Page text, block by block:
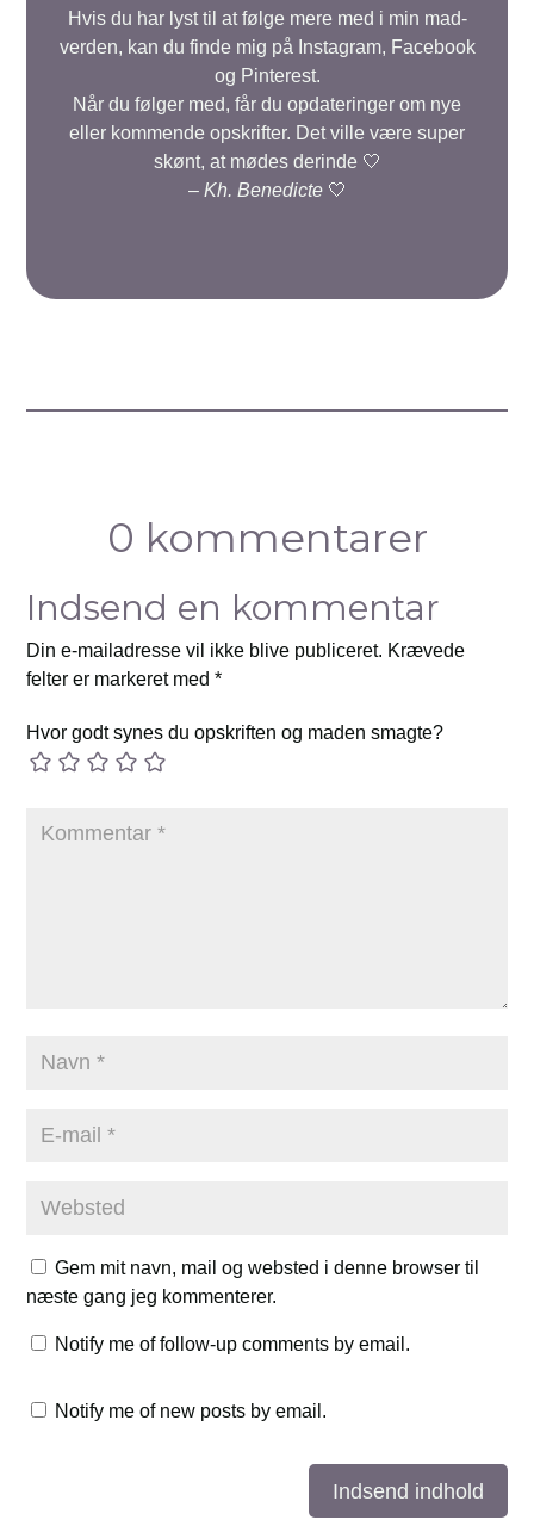
Hvis du har lyst til at følge mere med i min mad-
verden, kan du finde mig på Instagram, Facebook
og Pinterest.
Når du følger med, får du opdateringer om nye
eller kommende opskrifter. Det ville være super
skønt, at mødes derinde 🤍
– Kh. Benedicte🤍
0 kommentarer
Indsend en kommentar
Din e-mailadresse vil ikke blive publiceret. Krævede
felter er markeret med*
Hvor godt synes du opskriften og maden smagte?
Gem mit navn, mail og websted i denne browser til
næste gang jeg kommenterer.
Notify me of follow-up comments by email.
Notify me of new posts by email.
Indsend indhold